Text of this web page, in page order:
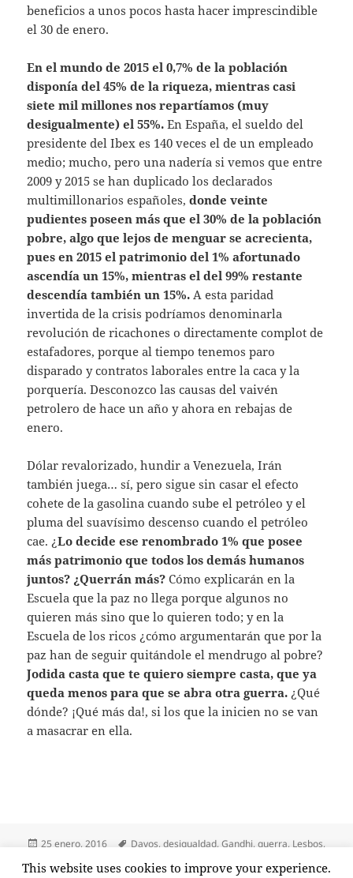
beneficios a unos pocos hasta hacer imprescindible
el 30 de enero.
En el mundo de 2015 el 0,7% de la población
disponía del 45% de la riqueza, mientras casi
siete mil millones nos repartíamos (muy
desigualmente) el 55%. En España, el sueldo del
presidente del Ibex es 140 veces el de un empleado
medio; mucho, pero una nadería si vemos que entre
2009 y 2015 se han duplicado los declarados
multimillonarios españoles,donde veinte
pudientes poseen más que el 30% de la población
pobre, algo que lejos de menguar se acrecienta,
pues en 2015 el patrimonio del 1% afortunado
ascendía un 15%, mientras el del 99% restante
descendía también un 15%. A esta paridad
invertida de la crisis podríamos denominarla
revolución de ricachones o directamente complot de
estafadores, porque al tiempo tenemos paro
disparado y contratos laborales entre la caca y la
porquería. Desconozco las causas del vaivén
petrolero de hace un año y ahora en rebajas de
enero.
Dólar revalorizado, hundir a Venezuela, Irán
también juega… sí, pero sigue sin casar el efecto
cohete de la gasolina cuando sube el petróleo y el
pluma del suavísimo descenso cuando el petróleo
cae. ¿Lo decide ese renombrado 1% que posee
más patrimonio que todos los demás humanos
juntos? ¿Querrán más? Cómo explicarán en la
Escuela que la paz no llega porque algunos no
quieren más sino que lo quieren todo; y en la
Escuela de los ricos ¿cómo argumentarán que por la
paz han de seguir quitándole el mendrugo al pobre?
Jodida casta que te quiero siempre casta, que ya
queda menos para que se abra otra guerra. ¿Qué
dónde? ¡Qué más da!, si los que la inicien no se van
a masacrar en ella.
Publicado
25 enero, 2016 Etiquetas
Davos,desigualdad,Gandhi,guerra, Lesbos,
Deja un comentarioen Somos el 99%
This website uses cookies to improve your experience.